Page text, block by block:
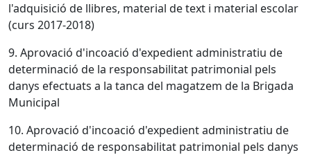
l'adquisició de llibres, material de text i material escolar
(curs 2017-2018)
9. Aprovació d'incoació d'expedient administratiu de
determinació de la responsabilitat patrimonial pels
danys efectuats a la tanca del magatzem de la Brigada
Municipal
10. Aprovació d'incoació d'expedient administratiu de
determinació de responsabilitat patrimonial pels danys